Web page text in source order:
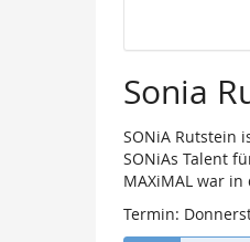
Sonia
SONiA Rutstein
SONiAs Talent
MAXiMAL war
Termin: